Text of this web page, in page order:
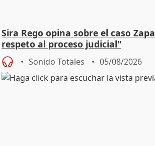
Sira Rego opina sobre el caso
respeto al proceso judicial"
Sonido Totales 05/08/2026